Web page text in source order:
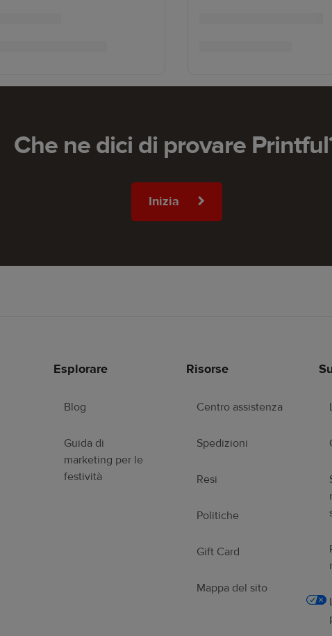
Che ne dici di provare
Inizia
Esplorare
Blog
Guida di
marketing per le
festività
Risorse
Centro assistenza
Spedizioni
Resi
Politiche
Gift Card
Mappa del sito